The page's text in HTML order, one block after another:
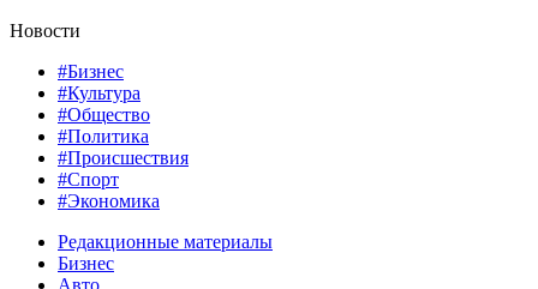
Новости
#Бизнес
#Культура
#Общество
#Политика
#Происшествия
#Спорт
#Экономика
Редакционные материалы
Бизнес